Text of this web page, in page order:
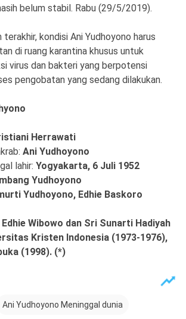
belum stabil. Rabu (29/5/2019).
kondisi Ani Yudhoyono harus
di ruang karantina khusus untuk
virus dan bakteri yang berpotensi
pengobatan yang sedang dilakukan.
Herrawati
Ani Yudhoyono
lahir: Yogyakarta, 6 Juli 1952
Yudhoyono
Yudhoyono, Edhie Baskoro
Wibowo dan Sri Sunarti Hadiyah
Kristen Indonesia (1973-1976),
(1998). (*)
Ani Yudhoyono Meninggal dunia